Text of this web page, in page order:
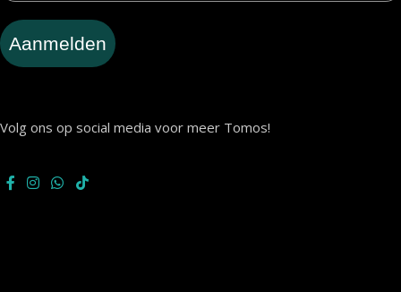
Aanmelden
Volg ons op social media voor meer Tomos!